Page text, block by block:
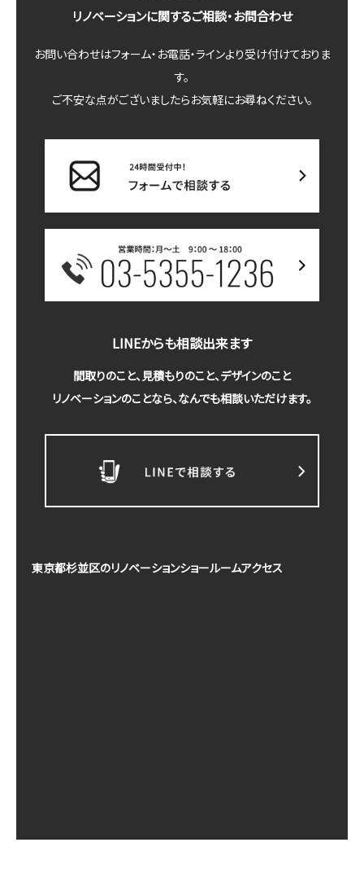
リノベーションに関するご相談・お問合わせ
お問い合わせはフォーム・お電話・ラインより受け付けておりま
す。
ご不安な点がございましたらお気軽にお尋ねください。
LINEからも相談出来ます
間取りのこと、見積もりのこと、デザインのこと
リノベーションのことなら、なんでも相談いただけます。
東京都杉並区のリノベーションショールームアクセス